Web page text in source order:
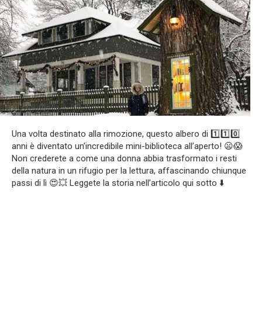
Una volta destinato alla rimozione, questo albero di 1️⃣1️⃣0️⃣
anni è diventato un’incredibile mini-biblioteca all’aperto! 😦😱
Non crederete a come una donna abbia trasformato i resti
della natura in un rifugio per la lettura, affascinando chiunque
passi di lì 😍💥 Leggete la storia nell’articolo qui sotto ⬇️